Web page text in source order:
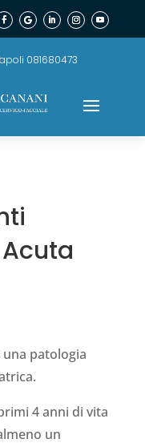
081680473
una patologia
4 anni di vita
un